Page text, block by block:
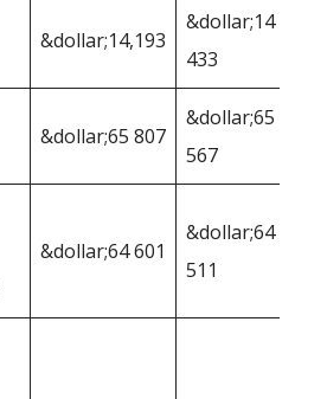
&dollar;14,193
&dollar;14
433
&dollar;65 807
&dollar;65
567
&dollar;64 601
&dollar;64
511